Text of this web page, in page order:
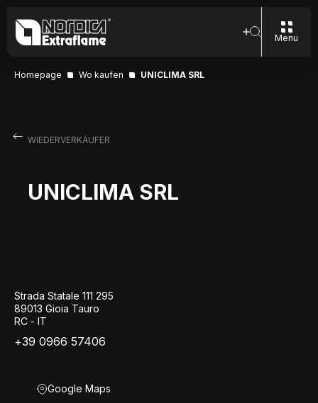
Menu
Homepage Wo kaufen UNICLIMA SRL
WIEDERVERKÄUFER
UNICLIMA SRL
Strada Statale 111 295
89013 Gioia Tauro
RC - IT
+39 0966 57406
Google Maps